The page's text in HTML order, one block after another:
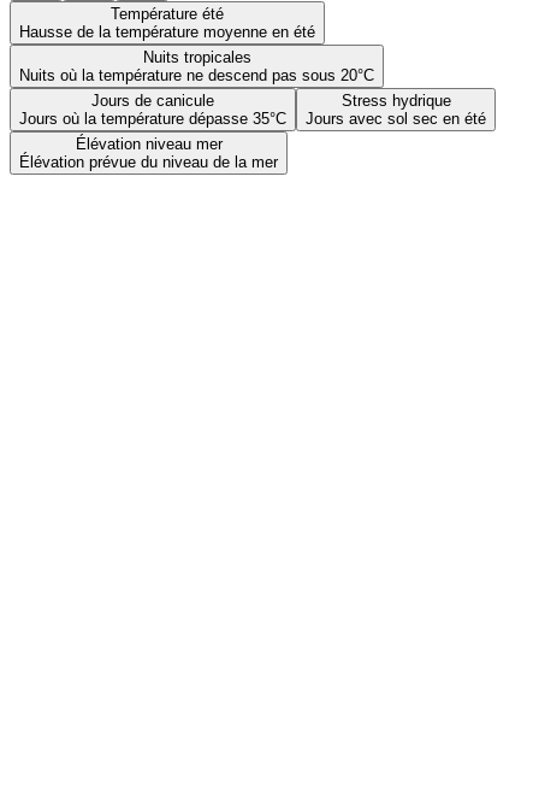
Température été
Hausse de la température moyenne en été
Nuits tropicales
Nuits où la température ne descend pas sous 20°C
Jours de canicule
Jours où la température dépasse 35°C
Stress hydrique
Jours avec sol sec en été
Élévation niveau mer
Élévation prévue du niveau de la mer